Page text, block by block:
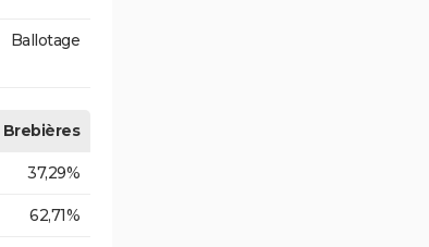
Ballotage
Brebières
37,29%
62,71%